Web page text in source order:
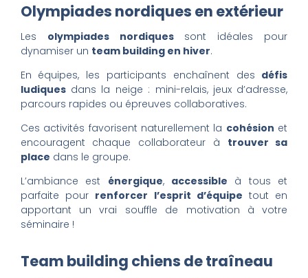
Olympiades nordiques en extérieur
Les olympiades nordiquessont idéales pour
dynamiser un team building en hiver.
En équipes, les participants enchaînent des défis
ludiquesdans la neige : mini-relais, jeux d’adresse,
parcours rapides ou épreuves collaboratives.
Ces activités favorisent naturellement la cohésion et
encouragent chaque collaborateur à trouver sa
place dans le groupe.
L’ambiance est énergique, accessible à tous et
parfaite pour renforcer l’esprit d’équipe tout en
apportant un vrai souffle de motivation à votre
séminaire !
Team building chiens de traîneau